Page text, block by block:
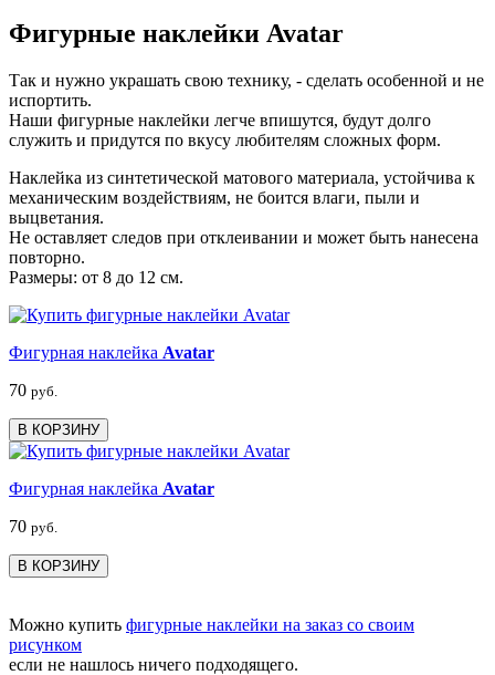
Фигурные наклейки Avatar
Так и нужно украшать свою технику, - сделать особенной и не
испортить.
Наши фигурные наклейки легче впишутся, будут долго
служить и придутся по вкусу любителям сложных форм.
Наклейка из синтетической матового материала, устойчива к
механическим воздействиям, не боится влаги, пыли и
выцветания.
Не оставляет следов при отклеивании и может быть нанесена
повторно.
Размеры: от 8 до 12 см.
Фигурная наклейка Avatar
70 руб.
В КОРЗИНУ
Фигурная наклейка Avatar
70 руб.
В КОРЗИНУ
Можно купить фигурные наклейки на заказ со своим
рисунком
если не нашлось ничего подходящего.